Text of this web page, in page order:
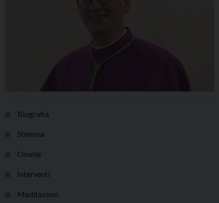
Biografia
Stemma
Omelie
Interventi
Meditazioni